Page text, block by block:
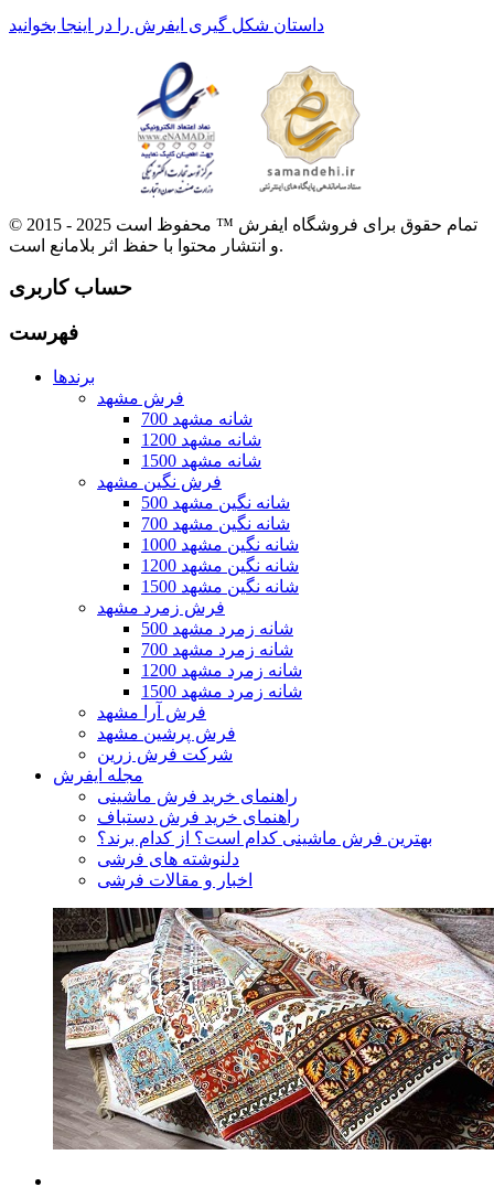
داستان شکل گیری ایفرش را در اینجا بخوانید
© 2015 - 2025 تمام حقوق برای فروشگاه ایفرش ™ محفوظ است
و انتشار محتوا با حفظ اثر بلامانع است.
حساب کاربری
فهرست
برندها
فرش مشهد
700 شانه مشهد
1200 شانه مشهد
1500 شانه مشهد
فرش نگین مشهد
500 شانه نگین مشهد
700 شانه نگین مشهد
1000 شانه نگین مشهد
1200 شانه نگین مشهد
1500 شانه نگین مشهد
فرش زمرد مشهد
500 شانه زمرد مشهد
700 شانه زمرد مشهد
1200 شانه زمرد مشهد
1500 شانه زمرد مشهد
فرش آرا مشهد
فرش پرشین مشهد
شرکت فرش زرین
مجله ایفرش
راهنمای خرید فرش ماشینی
راهنمای خرید فرش دستباف
بهترین فرش ماشینی کدام است؟ از کدام برند؟
دلنوشته های فرشی
اخبار و مقالات فرشی